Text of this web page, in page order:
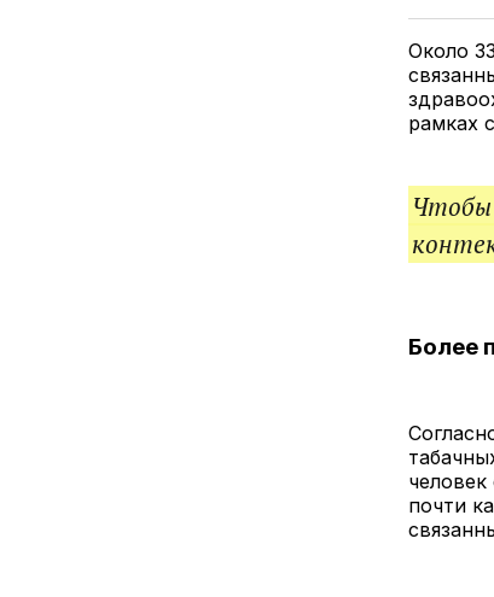
Около
рамках
Чтобы
Более
почти